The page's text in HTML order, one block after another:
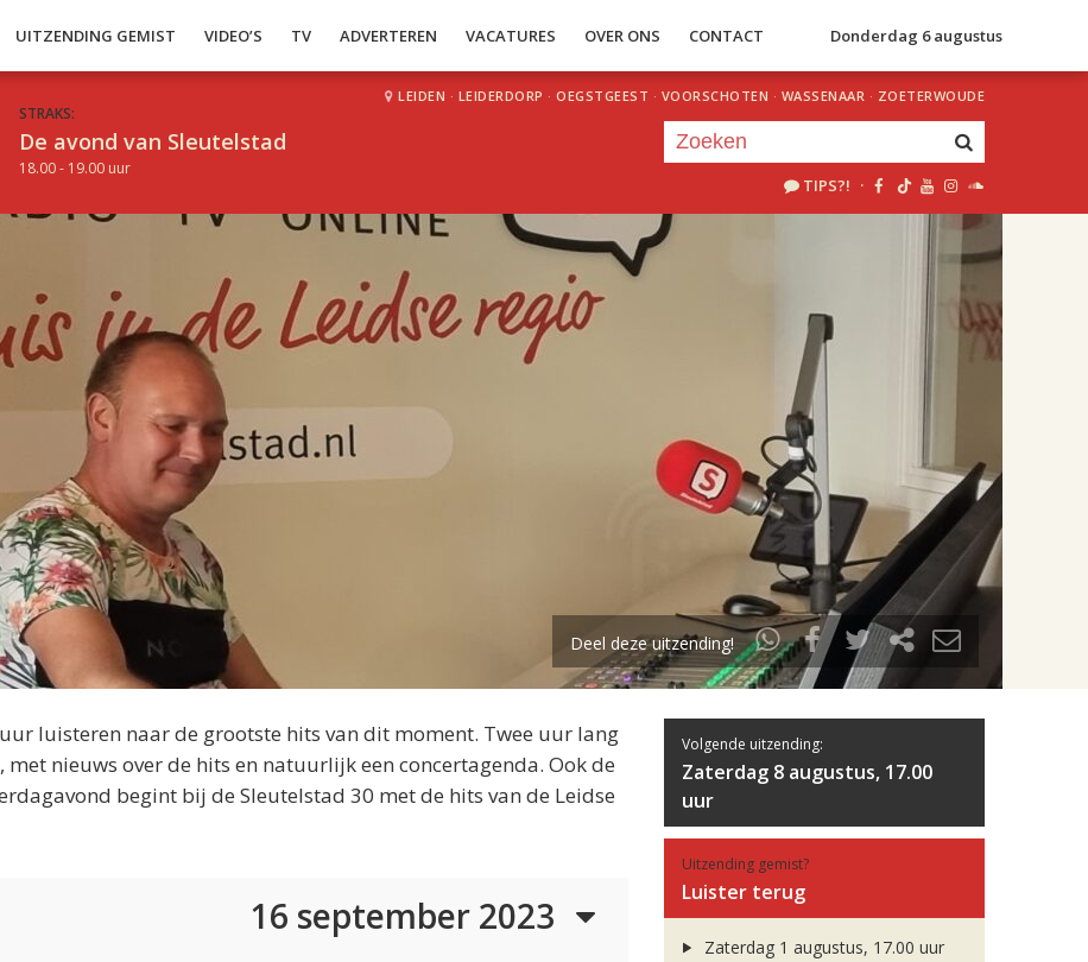
UITZENDING GEMIST VIDEO’S TV ADVERTEREN VACATURES OVER ONS CONTACT Donderdag 6 augustus
STRAKS:
De avond van Sleutelstad
18.00 - 19.00 uur
LEIDEN · LEIDERDORP · OEGSTGEEST · VOORSCHOTEN · WASSENAAR · ZOETERWOUDE
TIPS?! ·
uur 1 van 2
Volgend uur
Deel deze uitzending!
luisteren naar de grootste hits van dit moment. Twee uur lang
nieuws over de hits en natuurlijk een concertagenda. Ook de
begint bij de Sleutelstad 30 met de hits van de Leidse
16 september 2023
Volgende uitzending:
Zaterdag 8 augustus, 17.00
uur
Uitzending gemist?
Luister terug
Zaterdag 1 augustus, 17.00 uur